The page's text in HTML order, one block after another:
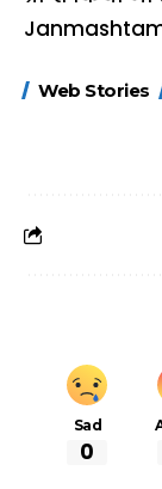
Web Stories
FASTag के ये
Sad
0